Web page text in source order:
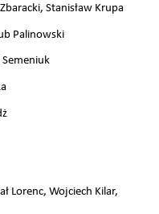
Stanisław Krupa
Palinowski
Semeniuk
Lorenc, Wojciech Kilar,